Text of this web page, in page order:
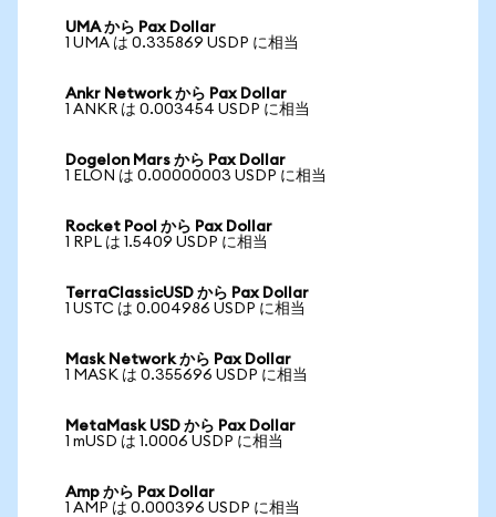
UMA から Pax Dollar
1 UMA は 0.335869 USDP に相当
Ankr Network から Pax Dollar
1 ANKR は 0.003454 USDP に相当
Dogelon Mars から Pax Dollar
1 ELON は 0.00000003 USDP に相当
Rocket Pool から Pax Dollar
1 RPL は 1.5409 USDP に相当
TerraClassicUSD から Pax Dollar
1 USTC は 0.004986 USDP に相当
Mask Network から Pax Dollar
1 MASK は 0.355696 USDP に相当
MetaMask USD から Pax Dollar
1 mUSD は 1.0006 USDP に相当
Amp から Pax Dollar
1 AMP は 0.000396 USDP に相当